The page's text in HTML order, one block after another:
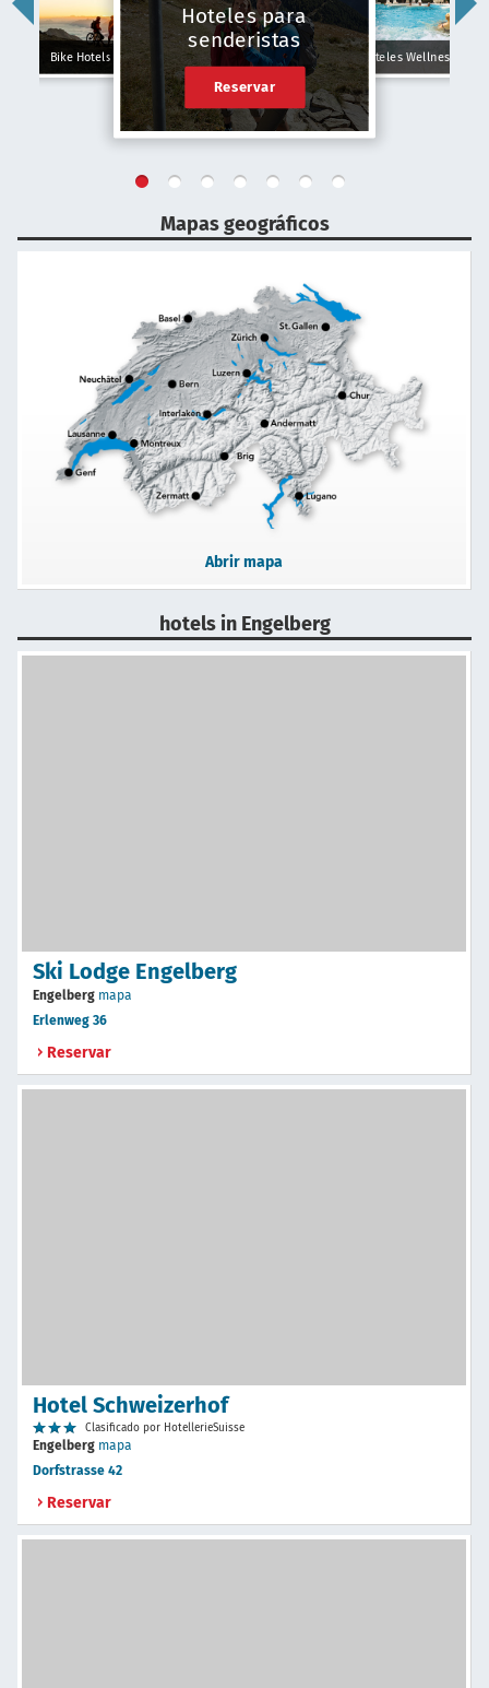
Bike Hotels
Hoteles para
senderistas
Reservar
Hoteles Wellness
Mapas geográficos
Abrir mapa
hotels in Engelberg
Ski Lodge Engelberg
Engelberg mapa
Erlenweg 36
Reservar
Hotel Schweizerhof
Clasificado por HotellerieSuisse
Engelberg mapa
Dorfstrasse 42
Reservar